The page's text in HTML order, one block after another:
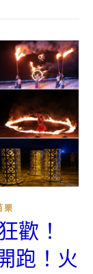
栗
歡！
跑！火